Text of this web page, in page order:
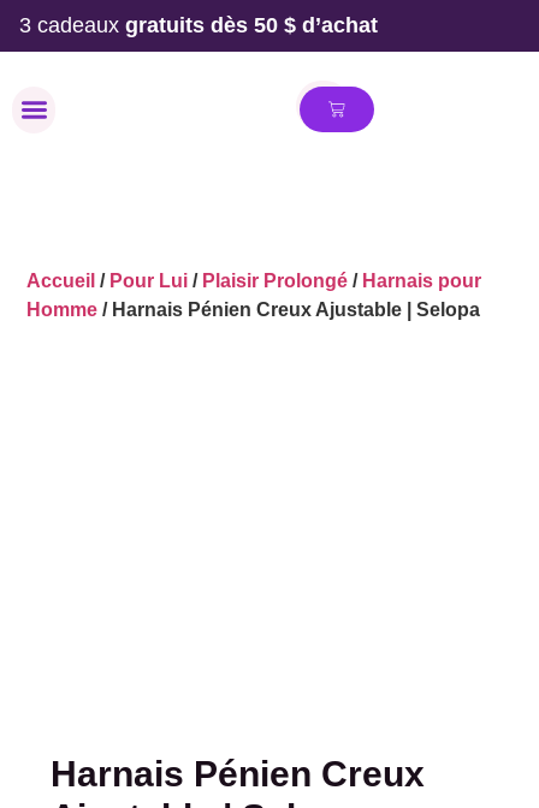
3 cadeaux gratuits dès 50 $ d’achat
Accueil / Pour Lui / Plaisir Prolongé / Harnais pour
Homme / Harnais Pénien Creux Ajustable | Selopa
Harnais Pénien Creux